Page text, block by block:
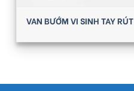
VAN BƯỚM VI SINH TAY RÚT